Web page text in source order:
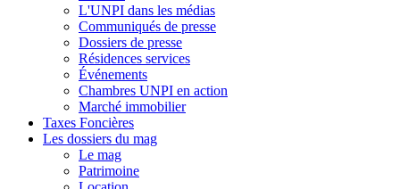
L'UNPI dans les médias
Communiqués de presse
Dossiers de presse
Résidences services
Événements
Chambres UNPI en action
Marché immobilier
Taxes Foncières
Les dossiers du mag
Le mag
Patrimoine